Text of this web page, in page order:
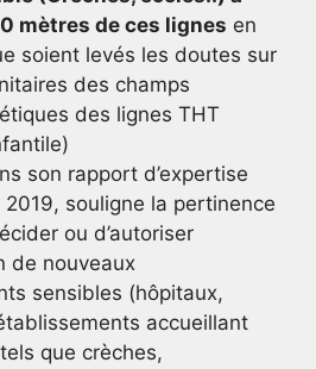
mètres de ces lignes en
soient levés les doutes sur
des champs
des lignes THT
son rapport d’expertise
souligne la pertinence
ou d’autoriser
de nouveaux
sensibles (hôpitaux,
accueillant
que crèches,